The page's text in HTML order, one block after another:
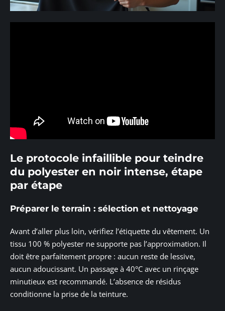
Le protocole infaillible pour teindre
du polyester en noir intense, étape
par étape
Préparer le terrain : sélection et nettoyage
Avant d’aller plus loin, vérifiez l’étiquette du vêtement. Un
tissu 100 % polyester ne supporte pas l’approximation. Il
doit être parfaitement propre : aucun reste de lessive,
aucun adoucissant. Un passage à 40°C avec un rinçage
minutieux est recommandé. L’absence de résidus
conditionne la prise de la teinture.